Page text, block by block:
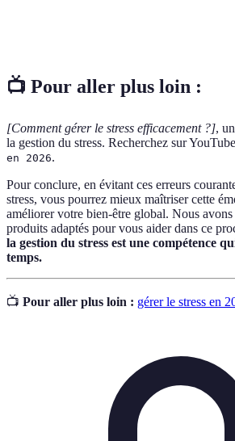
📺 Pour aller plus loin :
[Comment gérer le stress efficacement ?],
la gestion du stress. Recherchez sur
en 2026.
Pour conclure, en évitant ces erreurs
stress, vous pourrez mieux maîtriser cette
améliorer votre bien-être global. Nous
produits adaptés pour vous aider dans ce
la gestion du stress est une compétence
temps.
📺 Pour aller plus loin : gérer le stress en